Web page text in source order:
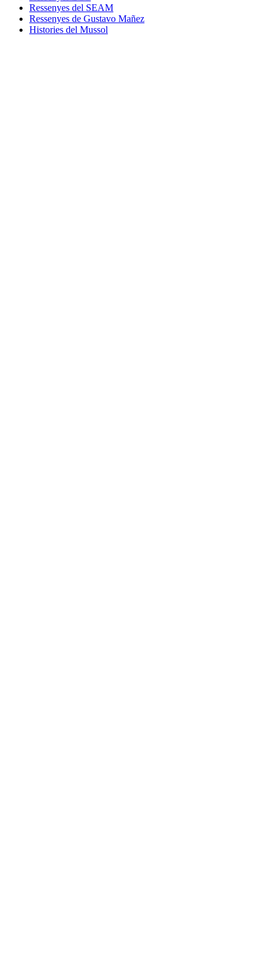
Ressenyes del SEAM
Ressenyes de Gustavo Mañez
Histories del Mussol